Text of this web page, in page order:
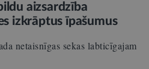
aizsardzība
izkrāptus īpašumus
netaisnīgas sekas labticīgajam